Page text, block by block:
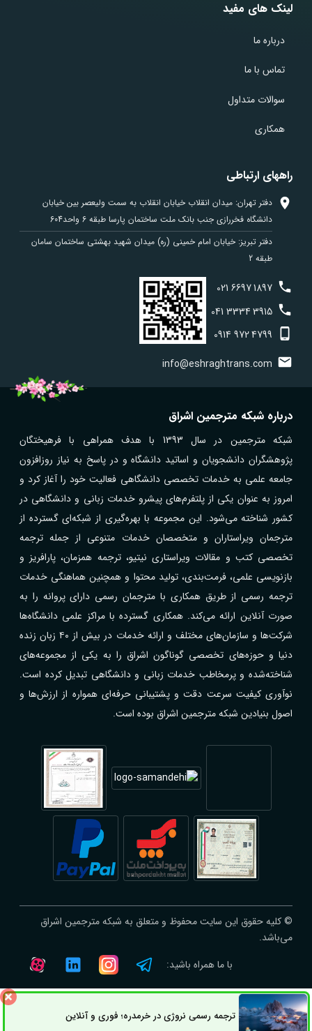
لینک های مفید
درباره ما
تماس با ما
سوالات متداول
همکاری
راههای ارتباطی
دفتر تهران: میدان انقلاب خیابان انقلاب به سمت ولیعصر بین خیابان
دانشگاه فخررازی جنب بانک ملت ساختمان پارسا طبقه 6 واحد604
دفتر تبریز: خیابان امام خمینی (ره) میدان شهید بهشتی ساختمان سامان
طبقه 2
021 66971897
041 33343915
0914 9724799
info@eshraghtrans.com
درباره شبکه مترجمین اشراق
شبکه مترجمین در سال 1393 با هدف همراهی با فرهیختگان
پژوهشگران دانشجویان و اساتید دانشگاه و در پاسخ به نیاز روزافزون
جامعه علمی به خدمات تخصصی دانشگاهی فعالیت خود را آغاز کرد و
امروز به عنوان یکی از پلتفرم‌های پیشرو خدمات زبانی و دانشگاهی در
کشور شناخته می‌شود. این مجموعه با بهره‌گیری از شبکه‌ای گسترده از
مترجمان ویراستاران و متخصصان خدمات متنوعی از جمله ترجمه
تخصصی کتب و مقالات ویراستاری نیتیو، ترجمه همزمان، پارافریز و
بازنویسی علمی، فرمت‌بندی، تولید محتوا و همچنین هماهنگی خدمات
ترجمه رسمی از طریق همکاری با مترجمان رسمی دارای پروانه را به
صورت آنلاین ارائه می‌کند. همکاری گسترده با مراکز علمی دانشگاه‌ها
شرکت‌ها و سازمان‌های مختلف و ارائه خدمات در بیش از ۴۰ زبان زنده
دنیا و حوزه‌های تخصصی گوناگون اشراق را به یکی از مجموعه‌های
شناخته‌شده و پرمخاطب خدمات زبانی و دانشگاهی تبدیل کرده است.
نوآوری کیفیت سرعت دقت و پشتیبانی حرفه‌ای همواره از ارزش‌ها و
اصول بنیادین شبکه مترجمین اشراق بوده است.
© کلیه حقوق این سایت محفوظ و متعلق به شبکه مترجمین اشراق
می‌باشد.
با ما همراه باشید:
ترجمه رسمی نروژی در خرمدره؛ فوری و آنلاین